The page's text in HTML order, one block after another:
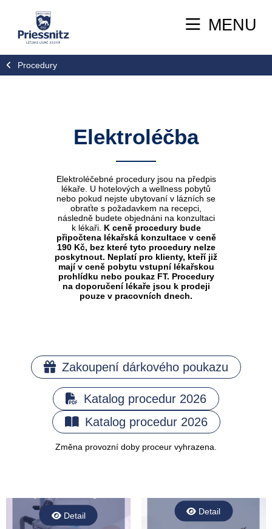
MENU
Procedury
Elektroléčba
Elektroléčebné procedury jsou na předpis
lékaře. U hotelových a wellness pobytů
nebo pokud nejste ubytovaní v lázních se
obraťte s požadavkem na recepci,
následně budete objednáni na konzultaci
k lékaři. K ceně procedury bude
připočtena lékařská konzultace v ceně
190 Kč, bez které tyto procedury nelze
poskytnout. Neplatí pro klienty, kteří již
mají v ceně pobytu vstupní lékařskou
prohlídku nebo poukaz FT. Procedury
na doporučení lékaře jsou k prodeji
pouze v pracovních dnech.
Zakoupení dárkového poukazu
Katalog procedur 2026
Katalog procedur 2026
Změna provozní doby proceur vyhrazena.
Detail Detail